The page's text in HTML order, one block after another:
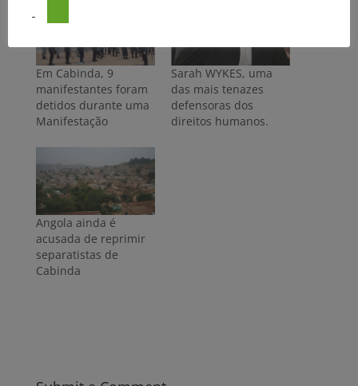
Em Cabinda, 9
manifestantes foram
detidos durante uma
Manifestação
Sarah WYKES, uma
das mais tenazes
defensoras dos
direitos humanos.
Angola ainda é
acusada de reprimir
separatistas de
Cabinda